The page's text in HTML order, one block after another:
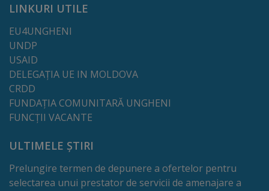
Primar
Organigrama
Aparatul
Regulamentul
de
LINKURI UTILE
EU4UNGHENI
UNDP
USAID
DELEGAȚIA UE IN MOLDOVA
CRDD
FUNDAȚIA COMUNITARĂ UNGHENI
FUNCȚII VACANTE
ULTIMELE ȘTIRI
Prelungire termen de depunere a ofertelor pentru
selectarea unui prestator de servicii de amenajare a